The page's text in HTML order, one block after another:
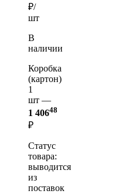
₽/
шт
В
наличии
Коробка
(картон)
1
шт —
1 40648
₽
Статус
товара:
выводится
из
поставок